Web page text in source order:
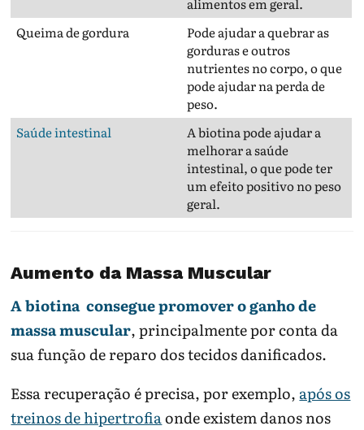
alimentos em geral.
Queima de gordura
Pode ajudar a quebrar as
gorduras e outros
nutrientes no corpo, o que
pode ajudar na perda de
peso.
Saúde intestinal
A biotina pode ajudar a
melhorar a saúde
intestinal, o que pode ter
um efeito positivo no peso
geral.
Aumento da Massa Muscular
A biotina consegue promover o ganho de
massa muscular, principalmente por conta da
sua função de reparo dos tecidos danificados.
Essa recuperação é precisa, por exemplo, após os
treinos de hipertrofiaonde existem danos nos